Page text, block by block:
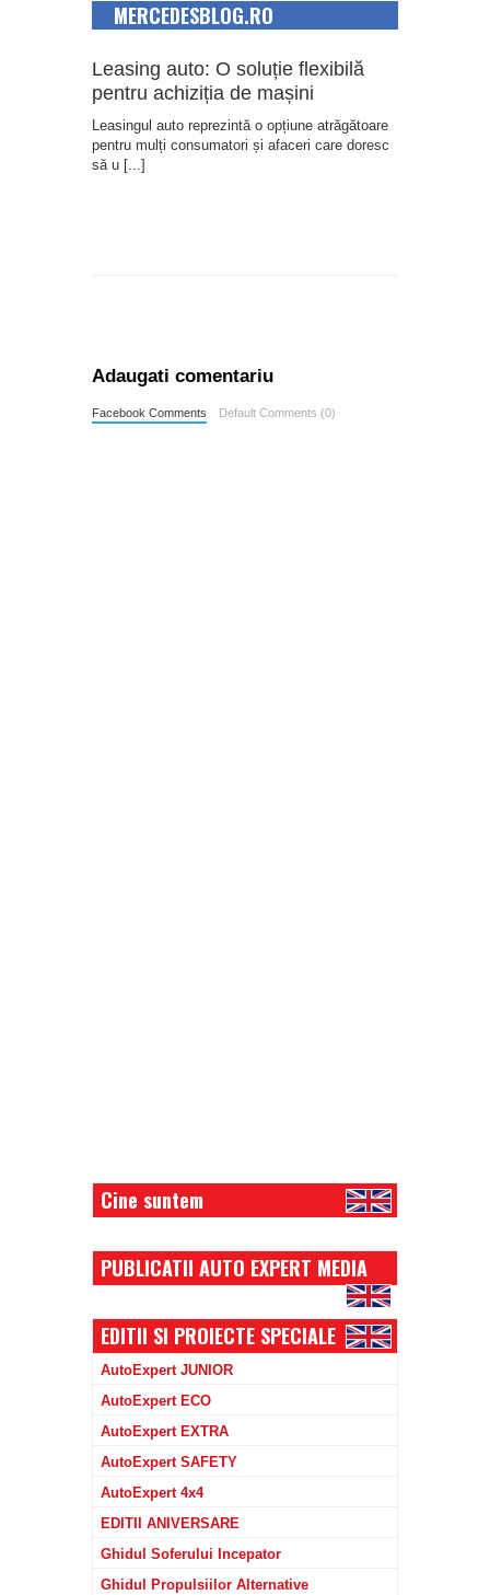
MERCEDESBLOG.RO
Leasing auto: O soluție flexibilă
pentru achiziția de mașini
Leasingul auto reprezintă o opțiune atrăgătoare
pentru mulți consumatori și afaceri care doresc
să u [...]
Adaugati comentariu
Facebook Comments Default Comments (0)
Cine suntem
PUBLICATII AUTO EXPERT MEDIA
EDITII SI PROIECTE SPECIALE
AutoExpert JUNIOR
AutoExpert ECO
AutoExpert EXTRA
AutoExpert SAFETY
AutoExpert 4x4
EDITII ANIVERSARE
Ghidul Soferului Incepator
Ghidul Propulsiilor Alternative